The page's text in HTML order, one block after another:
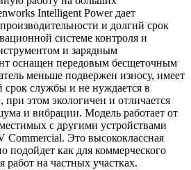
Intelligent Power дает
и долгий срок
системе контроля и
и зарядным
оснащен передовым бесщеточным
меньше подвержен износу, имеет
службы и не нуждается в
этом экологичен и отличается
и вибрации. Модель работает от
с другими устройствами
Commercial. Это высококлассная
подойдет как для коммерческого
работ на частных участках.